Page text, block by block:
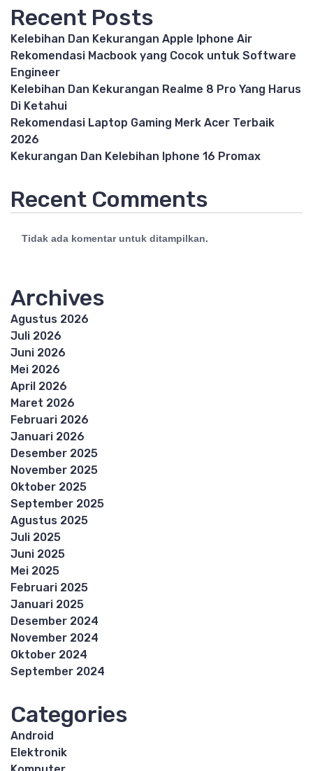
Recent Posts
Kelebihan Dan Kekurangan Apple Iphone Air
Rekomendasi Macbook yang Cocok untuk Software
Engineer
Kelebihan Dan Kekurangan Realme 8 Pro Yang Harus
Di Ketahui
Rekomendasi Laptop Gaming Merk Acer Terbaik
2026
Kekurangan Dan Kelebihan Iphone 16 Promax
Recent Comments
Tidak ada komentar untuk ditampilkan.
Archives
Agustus 2026
Juli 2026
Juni 2026
Mei 2026
April 2026
Maret 2026
Februari 2026
Januari 2026
Desember 2025
November 2025
Oktober 2025
September 2025
Agustus 2025
Juli 2025
Juni 2025
Mei 2025
Februari 2025
Januari 2025
Desember 2024
November 2024
Oktober 2024
September 2024
Categories
Android
Elektronik